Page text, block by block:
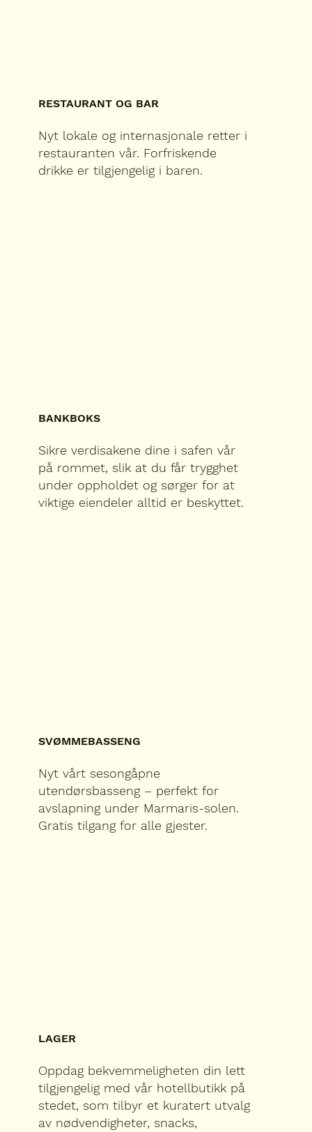
RESTAURANT OG BAR
Nyt lokale og internasjonale retter i
restauranten vår. Forfriskende
drikke er tilgjengelig i baren.
BANKBOKS
Sikre verdisakene dine i safen vår
på rommet, slik at du får trygghet
under oppholdet og sørger for at
viktige eiendeler alltid er beskyttet.
SVØMMEBASSENG
Nyt vårt sesongåpne
utendørsbasseng – perfekt for
avslapning under Marmaris-solen.
Gratis tilgang for alle gjester.
LAGER
Oppdag bekvemmeligheten din lett
tilgjengelig med vår hotellbutikk på
stedet, som tilbyr et kuratert utvalg
av nødvendigheter, snacks,